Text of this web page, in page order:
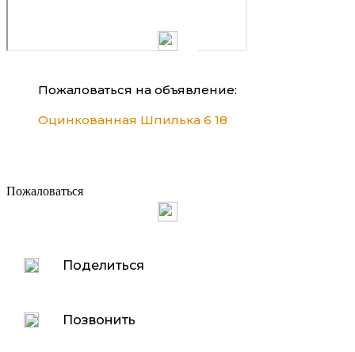
Пожаловаться на объявление:
Оцинкованная Шпилька 6 18
Пожаловаться
Поделиться
Позвонить